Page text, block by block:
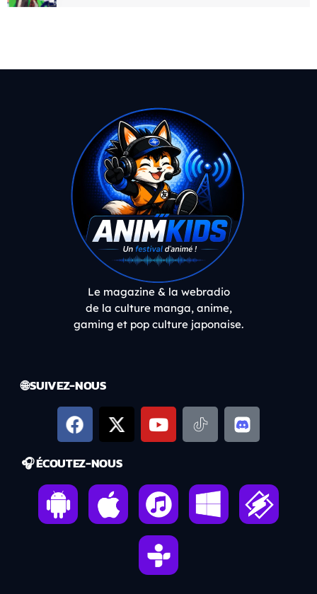
Le magazine & la webradio
de la culture manga, anime,
gaming et pop culture japonaise.
🌐 SUIVEZ-NOUS
🎧 ÉCOUTEZ-NOUS